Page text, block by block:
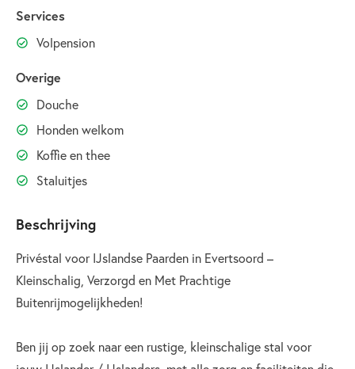
Services
Volpension
Overige
Douche
Honden welkom
Koffie en thee
Staluitjes
Beschrijving
Privéstal voor IJslandse Paarden in Evertsoord –
Kleinschalig, Verzorgd en Met Prachtige
Buitenrijmogelijkheden!
Ben jij op zoek naar een rustige, kleinschalige stal voor